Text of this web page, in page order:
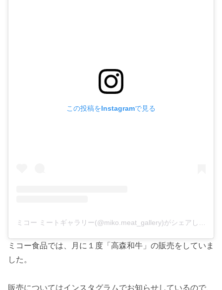
この投稿をInstagramで見る
ミコー食品では、月に１度「高森和牛」の販売をしていま
した。
販売についてはインスタグラムでお知らせしているので、